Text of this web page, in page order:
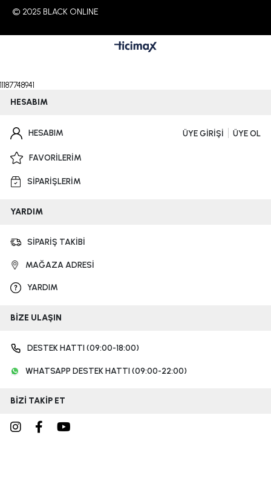
© 2025 BLACK ONLINE
11187748941
HESABIM
HESABIM ÜYE GİRİŞİ ÜYE OL
FAVORİLERİM
SİPARİŞLERİM
YARDIM
SİPARİŞ TAKİBİ
MAĞAZA ADRESİ
YARDIM
BİZE ULAŞIN
DESTEK HATTI (09:00-18:00)
WHATSAPP DESTEK HATTI (09:00-22:00)
BİZİ TAKİP ET